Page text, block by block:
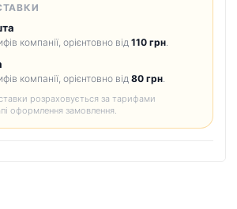
компанії, орієнтовно від 110 грн
компанії, орієнтовно від 80 грн
розраховується за тарифами
оформлення замовлення.